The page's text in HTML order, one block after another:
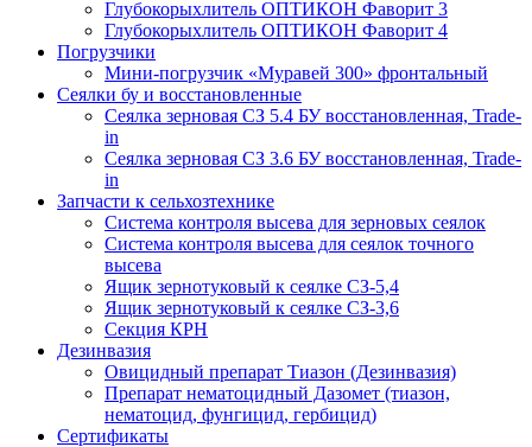
Глубокорыхлитель ОПТИКОН Фаворит 3
Глубокорыхлитель ОПТИКОН Фаворит 4
Погрузчики
Мини-погрузчик «Муравей 300» фронтальный
Сеялки бу и восстановленные
Сеялка зерновая СЗ 5.4 БУ восстановленная, Trade-
in
Сеялка зерновая СЗ 3.6 БУ восстановленная, Trade-
in
Запчасти к сельхозтехнике
Система контроля высева для зерновых сеялок
Система контроля высева для сеялок точного
высева
Ящик зернотуковый к сеялке СЗ-5,4
Ящик зернотуковый к сеялке СЗ-3,6
Секция КРН
Дезинвазия
Овицидный препарат Тиазон (Дезинвазия)
Препарат нематоцидный Дазомет (тиазон,
нематоцид, фунгицид, гербицид)
Сертификаты